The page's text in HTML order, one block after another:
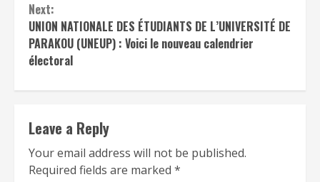
Next:
UNION NATIONALE DES ÉTUDIANTS DE L’UNIVERSITÉ DE
PARAKOU (UNEUP) : Voici le nouveau calendrier
électoral
Leave a Reply
Your email address will not be published.
Required fields are marked *